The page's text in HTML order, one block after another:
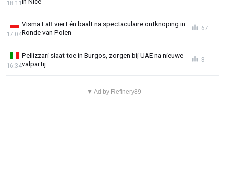
18:11
Visma LaB viert én baalt na spectaculaire ontknoping in
Ronde van Polen
17:04
67
Pellizzari slaat toe in Burgos, zorgen bij UAE na nieuwe
valpartij
16:34
3
▼ Ad by Refinery89